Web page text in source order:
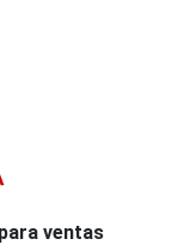
ventas